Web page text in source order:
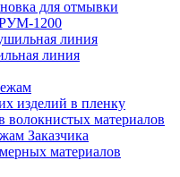
для отмывки
1200
линия
линия
изделий в пленку
волокнистых материалов
Заказчика
материалов